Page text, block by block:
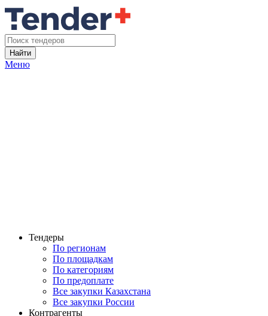
Найти
Меню
Тендеры
По регионам
По площадкам
По категориям
По предоплате
Все закупки Казахстана
Все закупки России
Контрагенты